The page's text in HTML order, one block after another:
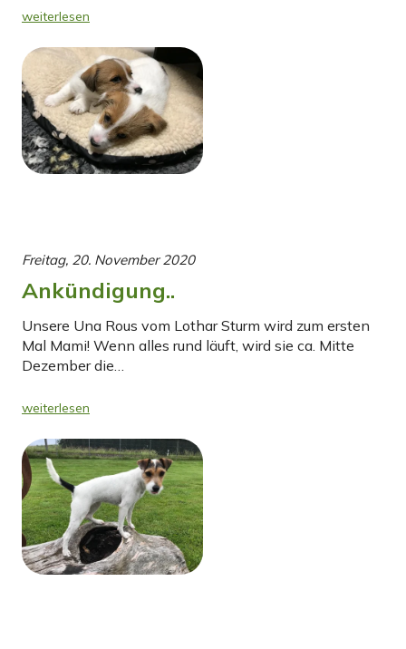
weiterlesen
Freitag, 20. November 2020
Ankündigung..
Unsere Una Rous vom Lothar Sturm wird zum ersten
Mal Mami! Wenn alles rund läuft, wird sie ca. Mitte
Dezember die…
weiterlesen